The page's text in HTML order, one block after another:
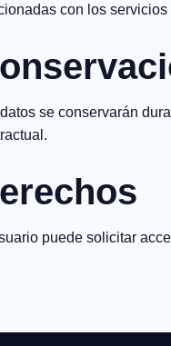
con los servicios
se conservarán
puede solicitar